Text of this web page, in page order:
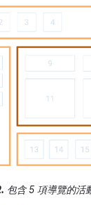
包含 5 項導覽的活